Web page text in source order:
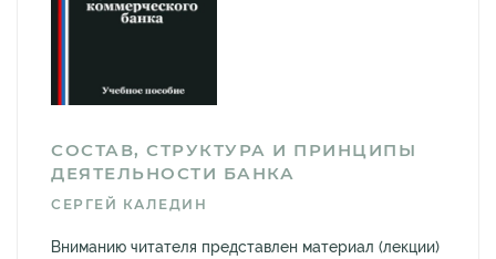
СОСТАВ, СТРУКТУРА И ПРИНЦИПЫ
ДЕЯТЕЛЬНОСТИ БАНКА
СЕРГЕЙ КАЛЕДИН
Вниманию читателя представлен материал (лекции)